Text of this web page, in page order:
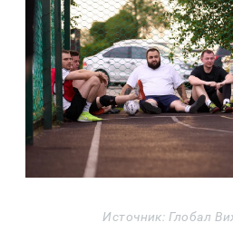
Источник: Глобал